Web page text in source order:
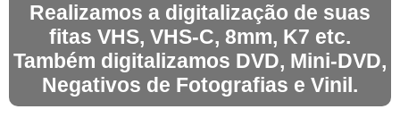
Realizamos a digitalização de suas
fitas VHS, VHS-C, 8mm, K7 etc.
Também digitalizamos DVD, Mini-DVD,
Negativos de Fotografias e Vinil.